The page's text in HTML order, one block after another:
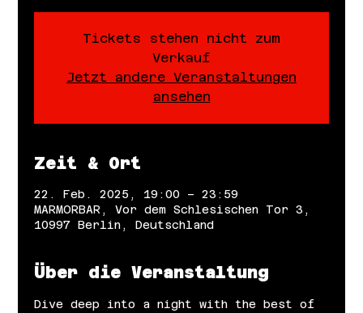
Tickets stehen nicht zum
Verkauf
Jetzt andere Veranstaltungen
ansehen
Zeit & Ort
22. Feb. 2025, 19:00 – 23:59
MARMORBAR, Vor dem Schlesischen Tor 3,
10997 Berlin, Deutschland
Über die Veranstaltung
Dive deep into a night with the best of